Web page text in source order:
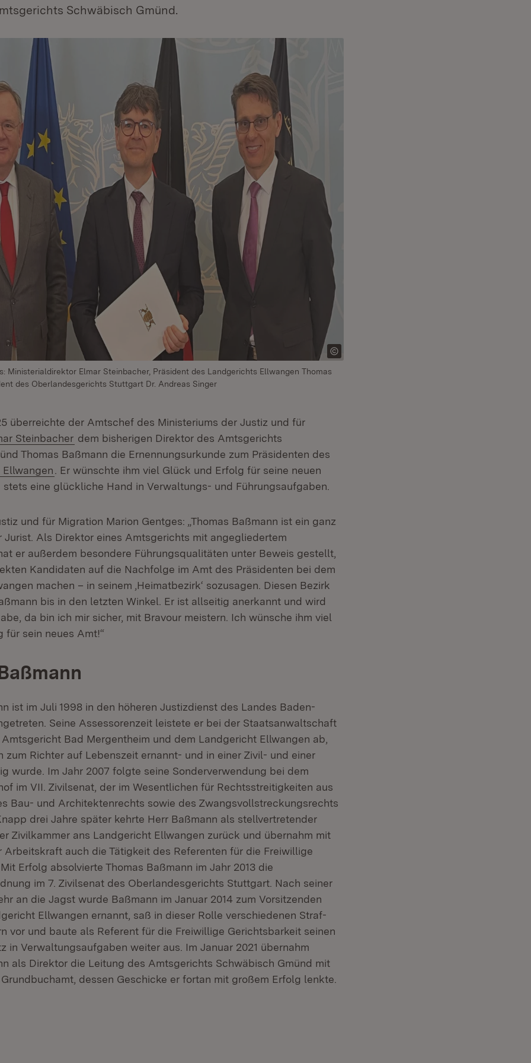
Schwäbisch Gmünd.
Ministerialdirektor Elmar Steinbacher, Präsident des Landgerichts Ellwangen Thomas
des Oberlandesgerichts Stuttgart Dr. Andreas Singer
überreichte der Amtschef des Ministeriums der Justiz und für
Steinbacher (Öffnet in neuem Fenster)
dem bisherigen Direktor des Amtsgerichts
Thomas Baßmann die Ernennungsurkunde zum Präsidenten des
(Öffnet in neuem Fenster)
. Er wünschte ihm viel Glück und Erfolg für seine neuen
eine glückliche Hand in Verwaltungs- und Führungsaufgaben.
und für Migration Marion Gentges: „Thomas Baßmann ist ein ganz
Jurist. Als Direktor eines Amtsgerichts mit angegliedertem
er außerdem besondere Führungsqualitäten unter Beweis gestellt,
Kandidaten auf die Nachfolge im Amt des Präsidenten bei dem
machen – in seinem ‚Heimatbezirk‘ sozusagen. Diesen Bezirk
bis in den letzten Winkel. Er ist allseitig anerkannt und wird
da bin ich mir sicher, mit Bravour meistern. Ich wünsche ihm viel
für sein neues Amt!“
ist im Juli 1998 in den höheren Justizdienst des Landes Baden-
Seine Assessorenzeit leistete er bei der Staatsanwaltschaft
Bad Mergentheim und dem Landgericht Ellwangen ab,
zum Richter auf Lebenszeit ernannt- und in einer Zivil- und einer
wurde. Im Jahr 2007 folgte seine Sonderverwendung bei dem
im VII. Zivilsenat, der im Wesentlichen für Rechtsstreitigkeiten aus
Bau- und Architektenrechts sowie des Zwangsvollstreckungsrechts
drei Jahre später kehrte Herr Baßmann als stellvertretender
Zivilkammer ans Landgericht Ellwangen zurück und übernahm mit
Arbeitskraft auch die Tätigkeit des Referenten für die Freiwillige
Erfolg absolvierte Thomas Baßmann im Jahr 2013 die
im 7. Zivilsenat des Oberlandesgerichts Stuttgart. Nach seiner
an die Jagst wurde Baßmann im Januar 2014 zum Vorsitzenden
Ellwangen ernannt, saß in dieser Rolle verschiedenen Straf-
vor und baute als Referent für die Freiwillige Gerichtsbarkeit seinen
in Verwaltungsaufgaben weiter aus. Im Januar 2021 übernahm
als Direktor die Leitung des Amtsgerichts Schwäbisch Gmünd mit
dessen Geschicke er fortan mit großem Erfolg lenkte.